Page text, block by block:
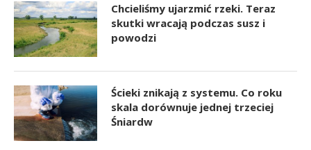
Chcieliśmy ujarzmić rzeki. Teraz
skutki wracają podczas susz i
powodzi
Ścieki znikają z systemu. Co roku
skala dorównuje jednej trzeciej
Śniardw